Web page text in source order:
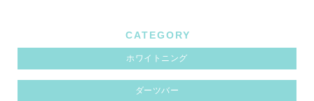
CATEGORY
ホワイトニング
ダーツバー